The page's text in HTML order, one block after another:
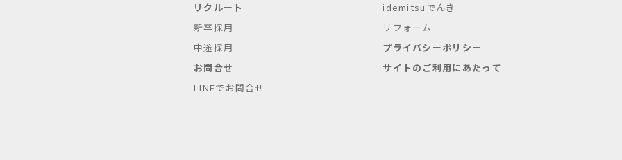
リクルート
新卒採用
中途採用
お問合せ
LINEでお問合せ
idemitsuでんき
リフォーム
プライバシーポリシー
サイトのご利用にあたって